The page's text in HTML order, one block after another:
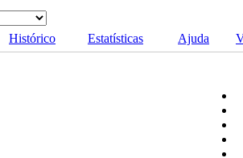
Histórico Estatísticas Ajuda